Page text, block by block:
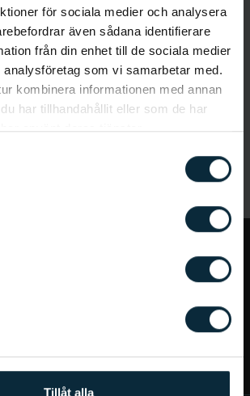
för sociala medier och analysera
även sådana identifierare
från din enhet till de sociala medier
som vi samarbetar med.
kombinera informationen med annan
har tillhandahållit eller som de har
använt deras tjänster.
Tillåt alla